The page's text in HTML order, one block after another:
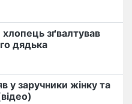
️зґвалтував
дядька
у заручники жінку та